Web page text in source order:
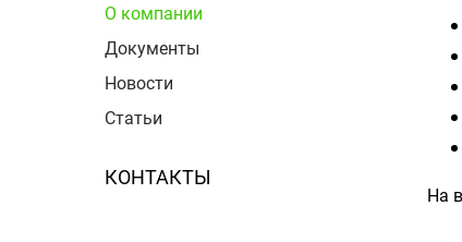
О компании
Документы
Новости
Статьи
КОНТАКТЫ
На